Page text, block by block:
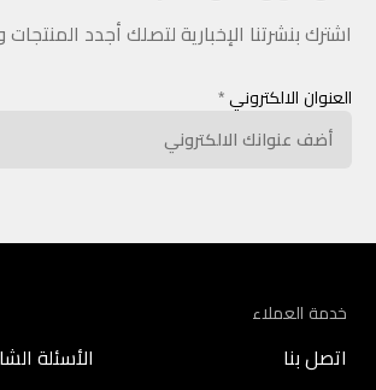
اشترك بنشرتنا الإخبارية لتصلك أجدد
العنوان الالكتروني *
خدمة العملاء
اتصل بنا الأسئلة